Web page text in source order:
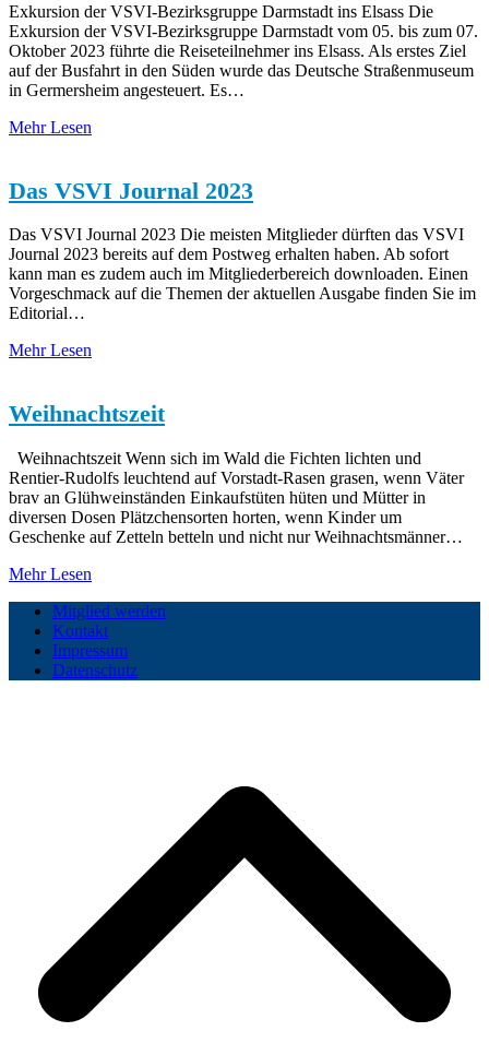
Exkursion der VSVI-Bezirksgruppe Darmstadt ins Elsass Die
Exkursion der VSVI-Bezirksgruppe Darmstadt vom 05. bis zum 07.
Oktober 2023 führte die Reiseteilnehmer ins Elsass. Als erstes Ziel
auf der Busfahrt in den Süden wurde das Deutsche Straßenmuseum
in Germersheim angesteuert. Es…
Mehr Lesen
Das VSVI Journal 2023
Das VSVI Journal 2023 Die meisten Mitglieder dürften das VSVI
Journal 2023 bereits auf dem Postweg erhalten haben. Ab sofort
kann man es zudem auch im Mitgliederbereich downloaden. Einen
Vorgeschmack auf die Themen der aktuellen Ausgabe finden Sie im
Editorial…
Mehr Lesen
Weihnachtszeit
Weihnachtszeit Wenn sich im Wald die Fichten lichten und
Rentier-Rudolfs leuchtend auf Vorstadt-Rasen grasen, wenn Väter
brav an Glühweinständen Einkaufstüten hüten und Mütter in
diversen Dosen Plätzchensorten horten, wenn Kinder um
Geschenke auf Zetteln betteln und nicht nur Weihnachtsmänner…
Mehr Lesen
Mitglied werden
Kontakt
Impressum
Datenschutz